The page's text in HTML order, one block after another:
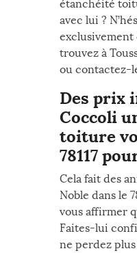
étanchéité
avec lui ?
exclusivement
trouvez à
ou contactez-
Des prix
Coccoli
toiture
78117
Cela fait des
Noble dans le
vous affirmer
Faites-lui
ne perdez